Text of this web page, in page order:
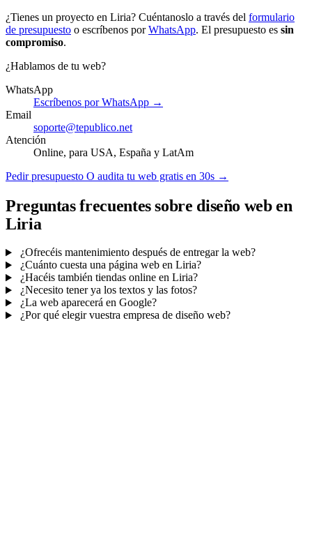
¿Tienes un proyecto en Liria? Cuéntanoslo a través del formulario
de presupuesto o escríbenos porWhatsApp. El presupuesto es sin
compromiso.
¿Hablamos de tu web?
WhatsApp
Escríbenos por WhatsApp →
Email
soporte@tepublico.net
Atención
Online, para USA, España y LatAm
Pedir presupuesto O audita tu web gratis en 30s →
Preguntas frecuentes sobre diseño web en
Liria
¿Ofrecéis mantenimiento después de entregar la web?
¿Cuánto cuesta una página web en Liria?
¿Hacéis también tiendas online en Liria?
¿Necesito tener ya los textos y las fotos?
¿La web aparecerá en Google?
¿Por qué elegir vuestra empresa de diseño web?